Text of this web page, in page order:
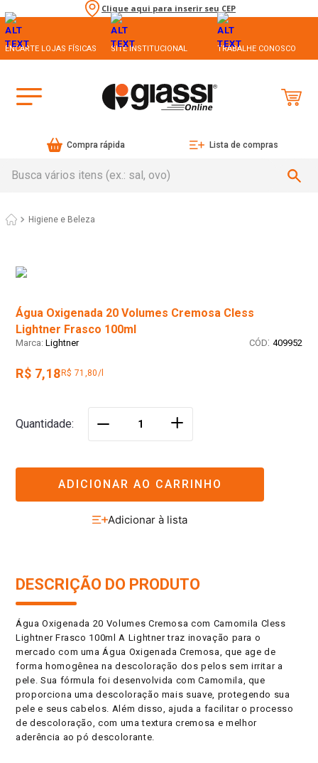
Clique aqui para inserir seu CEP
ENCARTE LOJAS FÍSICAS SITE INSTITUCIONAL TRABALHE CONOSCO
Compra rápida Lista de compras
Higiene e Beleza
Água Oxigenada 20 Volumes Cremosa Cless
Lightner Frasco 100ml
Lightner : 409952
R$ 7,18 R$ 71,80/l
Quantidade ＋
ADICIONAR AO CARRINHO
DESCRIÇÃO DO PRODUTO
Água Oxigenada 20 Volumes Cremosa com Camomila Cless
Lightner Frasco 100ml A Lightner traz inovação para o
mercado com uma Água Oxigenada Cremosa, que age de
forma homogênea na descoloração dos pelos sem irritar a
pele. Sua fórmula foi desenvolvida com Camomila, que
proporciona uma descoloração mais suave, protegendo sua
pele e seus cabelos. Além disso, ajuda a facilitar o processo
de descoloração, com uma textura cremosa e melhor
aderência ao pó descolorante.